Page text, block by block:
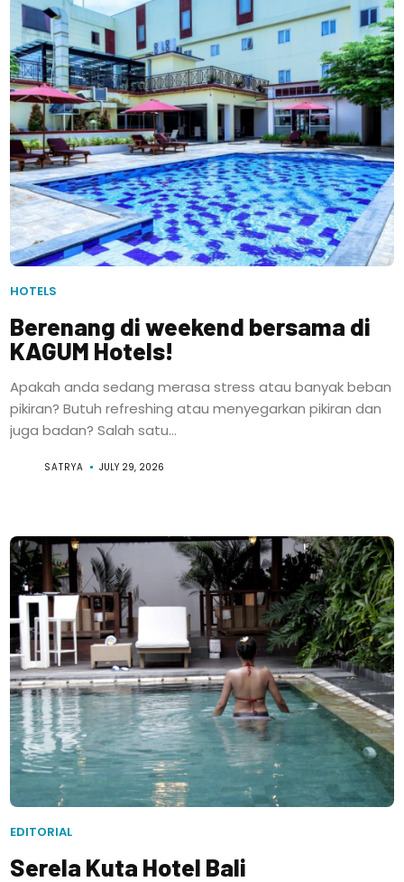
HOTELS
Berenang di weekend bersama di
KAGUM Hotels!
Apakah anda sedang merasa stress atau banyak beban
pikiran? Butuh refreshing atau menyegarkan pikiran dan
juga badan? Salah satu...
SATRYA JULY 29, 2026
EDITORIAL
Serela Kuta Hotel Bali